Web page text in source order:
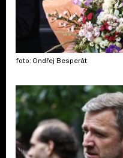
foto: Ondřej Besperát